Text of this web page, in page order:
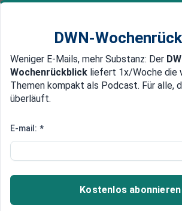
Newsticker MEIN DWN:
Edelmetalle DWN-Magazin
Bündnisfall nach Hackerangriff
Russland im Visier:
Cyber-Angriff mit
reagieren
Die Nato will Cyber-Attacken mit
DWN-
Weniger E-Mails, mehr Substanz: Der
Wochenrückblick liefert 1x/Woche die
Themen kompakt als Podcast. Für alle,
überläuft.
E-mail: *
Kostenlos abonnieren